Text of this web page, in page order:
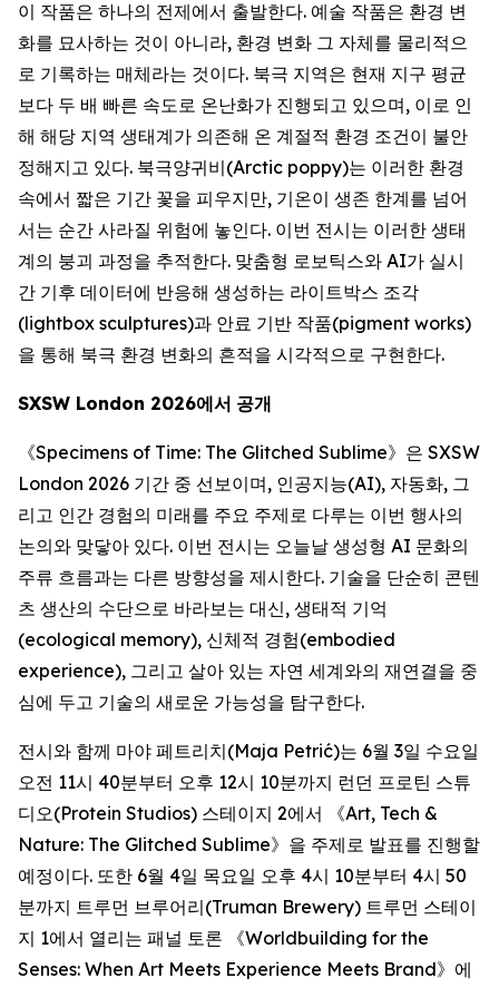
이 작품은 하나의 전제에서 출발한다. 예술 작품은 환경 변
화를 묘사하는 것이 아니라, 환경 변화 그 자체를 물리적으
로 기록하는 매체라는 것이다. 북극 지역은 현재 지구 평균
보다 두 배 빠른 속도로 온난화가 진행되고 있으며, 이로 인
해 해당 지역 생태계가 의존해 온 계절적 환경 조건이 불안
정해지고 있다. 북극양귀비(Arctic poppy)는 이러한 환경
속에서 짧은 기간 꽃을 피우지만, 기온이 생존 한계를 넘어
서는 순간 사라질 위험에 놓인다. 이번 전시는 이러한 생태
계의 붕괴 과정을 추적한다. 맞춤형 로보틱스와 AI가 실시
간 기후 데이터에 반응해 생성하는 라이트박스 조각
(lightbox sculptures)과 안료 기반 작품(pigment works)
을 통해 북극 환경 변화의 흔적을 시각적으로 구현한다.
SXSW London 2026에서 공개
《Specimens of Time: The Glitched Sublime》은 SXSW
London 2026 기간 중 선보이며, 인공지능(AI), 자동화, 그
리고 인간 경험의 미래를 주요 주제로 다루는 이번 행사의
논의와 맞닿아 있다. 이번 전시는 오늘날 생성형 AI 문화의
주류 흐름과는 다른 방향성을 제시한다. 기술을 단순히 콘텐
츠 생산의 수단으로 바라보는 대신, 생태적 기억
(ecological memory), 신체적 경험(embodied
experience), 그리고 살아 있는 자연 세계와의 재연결을 중
심에 두고 기술의 새로운 가능성을 탐구한다.
전시와 함께 마야 페트리치(Maja Petrić)는 6월 3일 수요일
오전 11시 40분부터 오후 12시 10분까지 런던 프로틴 스튜
디오(Protein Studios) 스테이지 2에서 《Art, Tech &
Nature: The Glitched Sublime》을 주제로 발표를 진행할
예정이다. 또한 6월 4일 목요일 오후 4시 10분부터 4시 50
분까지 트루먼 브루어리(Truman Brewery) 트루먼 스테이
지 1에서 열리는 패널 토론 《Worldbuilding for the
Senses: When Art Meets Experience Meets Brand》에